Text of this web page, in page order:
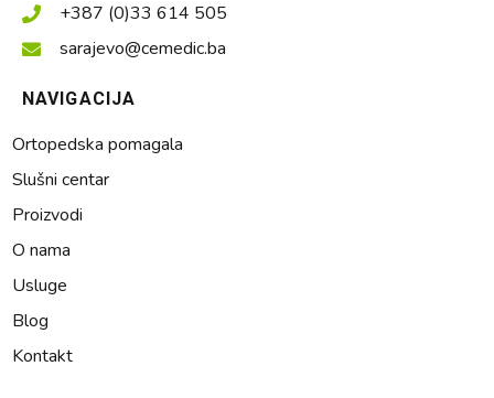
+387 (0)33 614 505
sarajevo@cemedic.ba
NAVIGACIJA
Ortopedska pomagala
Slušni centar
Proizvodi
O nama
Usluge
Blog
Kontakt